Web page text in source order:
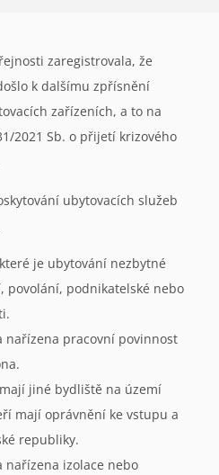
zaregistrovala, že
k dalšímu zpřísnění
zařízeních, a to na
2021 Sb. o přijetí krizového
ubytovacích služeb
je ubytování nezbytné
povolání, podnikatelské nebo
nařízena pracovní povinnost
jiné bydliště na území
mají oprávnění ke vstupu a
republiky.
nařízena izolace nebo